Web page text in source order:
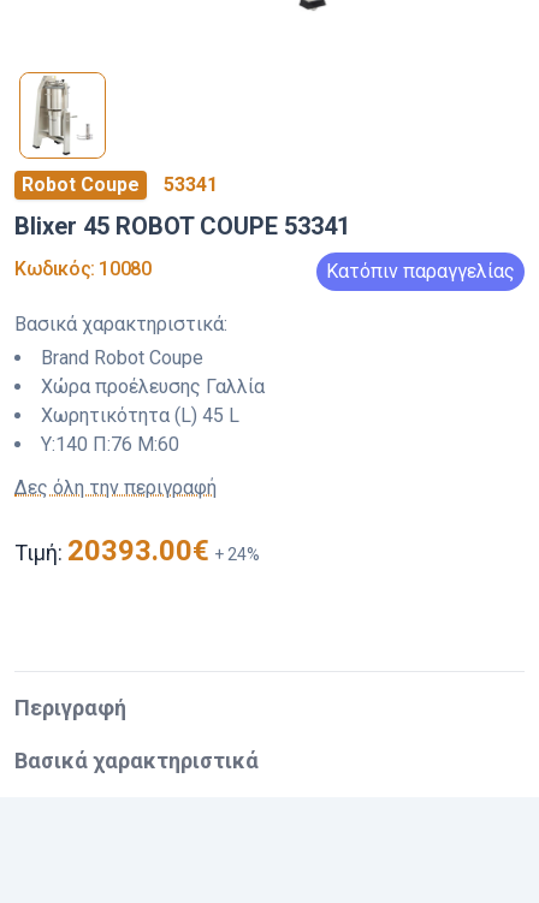
Robot Coupe 53341
Blixer 45 ROBOT COUPE 53341
Κωδικός: 10080 Κατόπιν παραγγελίας
Βασικά χαρακτηριστικά:
Brand Robot Coupe
Χώρα προέλευσης Γαλλία
Χωρητικότητα (L) 45 L
Y:140 Π:76 M:60
Δες όλη την περιγραφή
Τιμή: 20393.00€ +24%
Περιγραφή
Βασικά χαρακτηριστικά